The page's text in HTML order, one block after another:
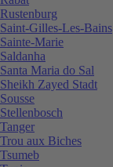
Rustenburg
Saint-Gilles-Les-Bains
Sainte-Marie
Saldanha
Santa Maria do Sal
Sheikh Zayed Stadt
Sousse
Stellenbosch
Tanger
Trou aux Biches
Tsumeb